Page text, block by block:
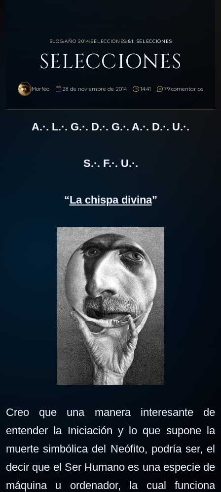
BLOG›AÑO 2014›SELECCIONES›81. SELECCIONES
SELECCIONES
Morféo 28 de noviembre de 2014 14:41 79 comentarios
A.·. L.·. G.·. D.·. G.·. A.·. D.·. U.·.
S.·. F.·. U.·.
“La chispa divina”
Creo que una manera interesante de
entender la Iniciación y lo que supone la
muerte simbólica del Neófito, podría ser, el
decir que el Ser Humano es una especie de
máquina u ordenador, la cual funciona